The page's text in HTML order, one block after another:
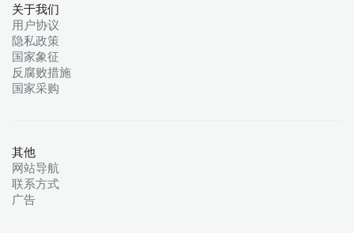
关于我们
用户协议
隐私政策
国家象征
反腐败措施
国家采购
其他
网站导航
联系方式
广告